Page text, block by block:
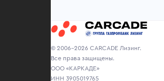
© 2006-2026 CARCADE Лизинг.
Все права защищены.
ООО «КАРКАДЕ»
ИНН 3905019765